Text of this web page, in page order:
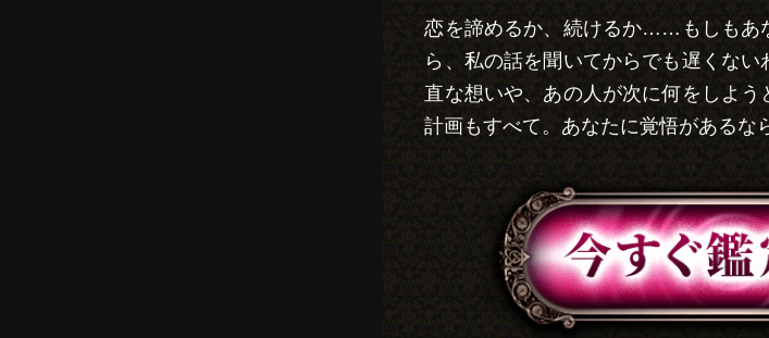
恋を諦めるか、続けるか……もしもあ
ら、私の話を聞いてからでも遅くな
直な想いや、あの人が次に何をしよ
計画もすべて。あなたに覚悟があるな